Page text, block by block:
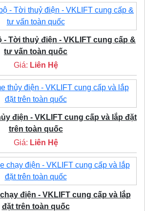
Tời thuỷ điện - VKLIFT cung cấp &
tư vấn toàn quốc
Giá: Liên Hệ
điện - VKLIFT cung cấp và lắp đặt
trên toàn quốc
Giá: Liên Hệ
điện - VKLIFT cung cấp và lắp
đặt trên toàn quốc